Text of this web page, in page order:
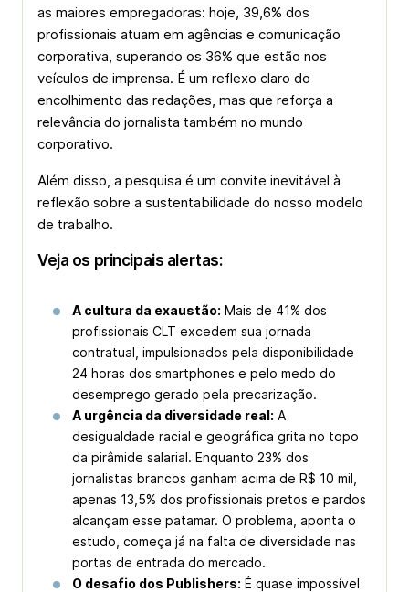
as maiores empregadoras: hoje, 39,6% dos
profissionais atuam em agências e comunicação
corporativa, superando os 36% que estão nos
veículos de imprensa. É um reflexo claro do
encolhimento das redações, mas que reforça a
relevância do jornalista também no mundo
corporativo.
Além disso, a pesquisa é um convite inevitável à
reflexão sobre a sustentabilidade do nosso modelo
de trabalho.
Veja os principais alertas:
A cultura da exaustão: Mais de 41% dos
profissionais CLT excedem sua jornada
contratual, impulsionados pela disponibilidade
24 horas dos smartphones e pelo medo do
desemprego gerado pela precarização.
A urgência da diversidade real: A
desigualdade racial e geográfica grita no topo
da pirâmide salarial. Enquanto 23% dos
jornalistas brancos ganham acima de R$ 10 mil,
apenas 13,5% dos profissionais pretos e pardos
alcançam esse patamar. O problema, aponta o
estudo, começa já na falta de diversidade nas
portas de entrada do mercado.
O desafio dos Publishers: É quase impossível